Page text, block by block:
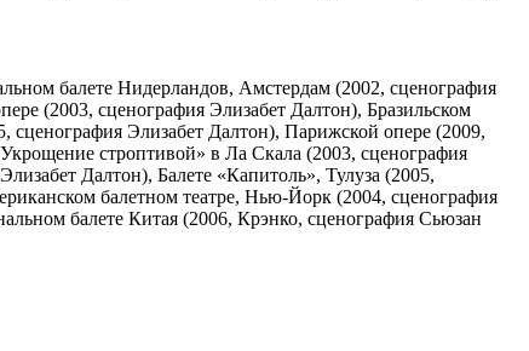
балете Нидерландов, Амстердам (2002, сценография
(2003, сценография Элизабет Далтон), Бразильском
сценография Элизабет Далтон), Парижской опере (2009,
строптивой» в Ла Скала (2003, сценография
Далтон), Балете «Капитоль», Тулуза (2005,
балетном театре, Нью-Йорк (2004, сценография
балете Китая (2006, Крэнко, сценография Сьюзан